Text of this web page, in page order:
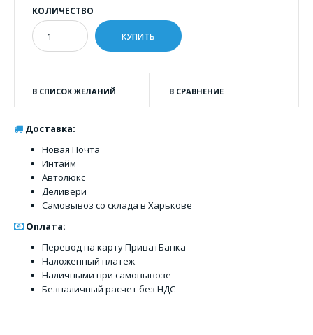
КОЛИЧЕСТВО
В СПИСОК ЖЕЛАНИЙ В СРАВНЕНИЕ
Доставка:
Новая Почта
Интайм
Автолюкс
Деливери
Самовывоз со склада в Харькове
Оплата:
Перевод на карту ПриватБанка
Наложенный платеж
Наличными при самовывозе
Безналичный расчет без НДС